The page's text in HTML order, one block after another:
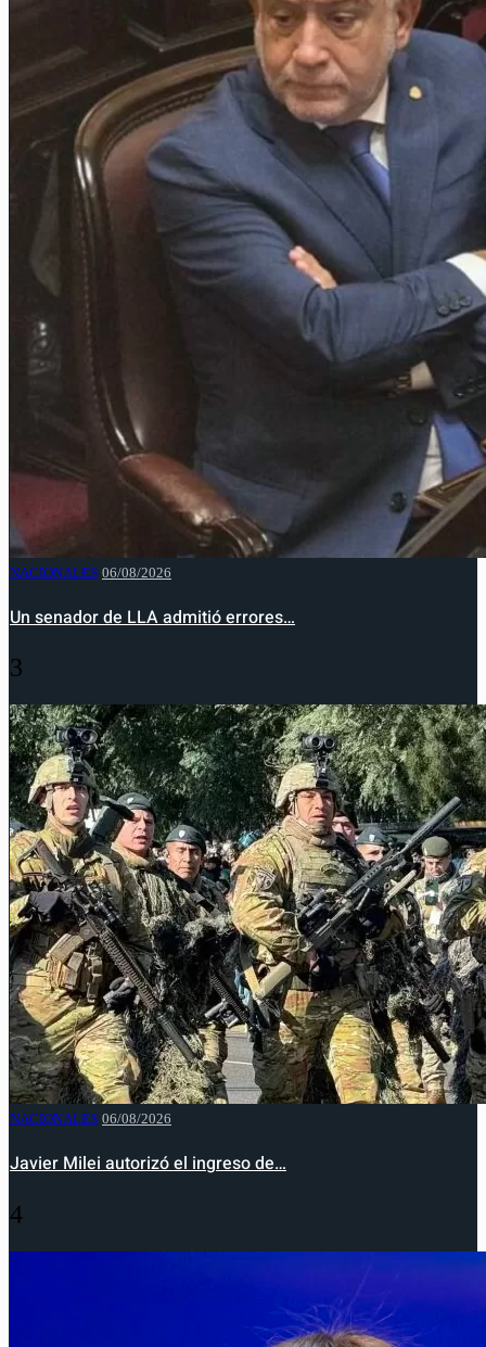
NACIONALES 06/08/2026
Un senador de LLA admitió errores…
3
NACIONALES 06/08/2026
Javier Milei autorizó el ingreso de…
4